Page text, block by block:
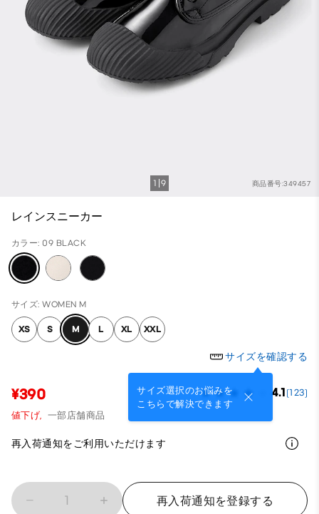
商品番号:349457
1 9
レインスニーカー
カラー: 09 BLACK
サイズ: WOMEN M
XS S M L XL XXL
サイズを確認する
サイズ選択のお悩みを
こちらで解決できます
¥390 4.1 (123)
値下げ, 一部店舗商品
再入荷通知をご利用いただけます
1 再入荷通知を登録する